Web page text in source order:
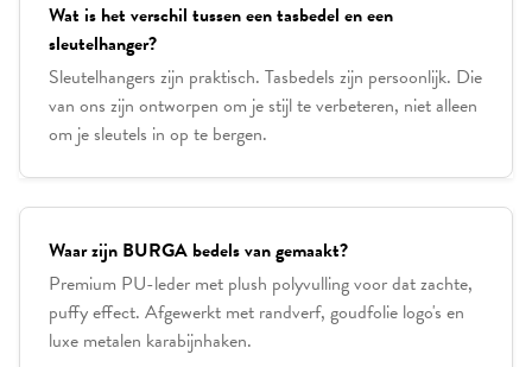
Wat is het verschil tussen een tasbedel en een
sleutelhanger?
Sleutelhangers zijn praktisch. Tasbedels zijn persoonlijk. Die
van ons zijn ontworpen om je stijl te verbeteren, niet alleen
om je sleutels in op te bergen.
Waar zijn BURGA bedels van gemaakt?
Premium PU-leder met plush polyvulling voor dat zachte,
puffy effect. Afgewerkt met randverf, goudfolie logo's en
luxe metalen karabijnhaken.